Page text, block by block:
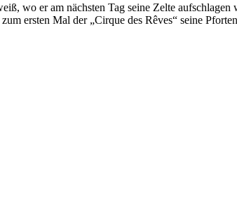
wo er am nächsten Tag seine Zelte
ersten Mal der „Cirque des Rêves“ seine